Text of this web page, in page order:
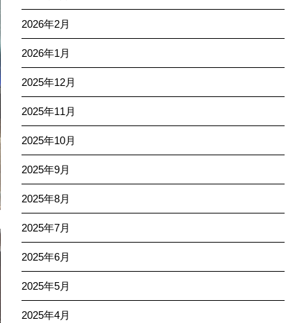
2026年2月
2026年1月
2025年12月
2025年11月
2025年10月
2025年9月
2025年8月
2025年7月
2025年6月
2025年5月
2025年4月